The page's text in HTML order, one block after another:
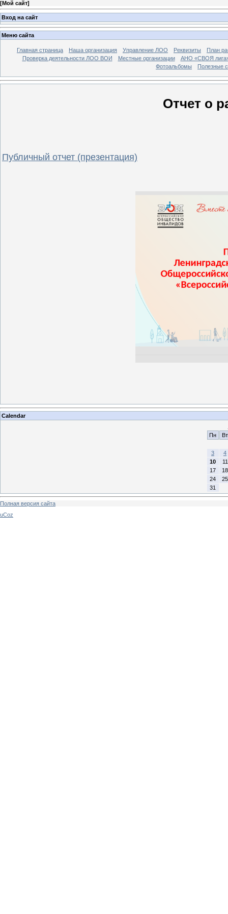
[Мой сайт]
Вход на сайт
Меню сайта
Главная страница Наша организация Управление ЛОО Реквизиты
План
Проверка деятельности ЛОО ВОИ
Местные организации
АНО «СВОЯ
Фотоальбомы
Полезные
Отчет о
Публичный отчет (презентация)
Calendar
Пн
Вт
3
4
10
11
17
18
24
25
31
Полная версия сайта
uCoz